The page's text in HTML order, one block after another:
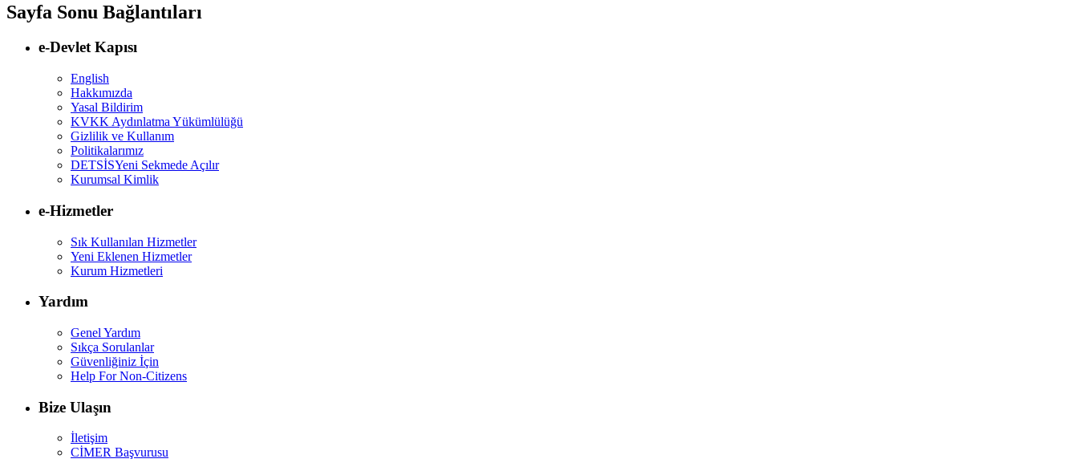
Sayfa Sonu Bağlantıları
e-Devlet Kapısı
English
Hakkımızda
Yasal Bildirim
KVKK Aydınlatma Yükümlülüğü
Gizlilik ve Kullanım
Politikalarımız
DETSİSYeni Sekmede Açılır
Kurumsal Kimlik
e-Hizmetler
Sık Kullanılan Hizmetler
Yeni Eklenen Hizmetler
Kurum Hizmetleri
Yardım
Genel Yardım
Sıkça Sorulanlar
Güvenliğiniz İçin
Help For Non-Citizens
Bize Ulaşın
İletişim
CİMER Başvurusu